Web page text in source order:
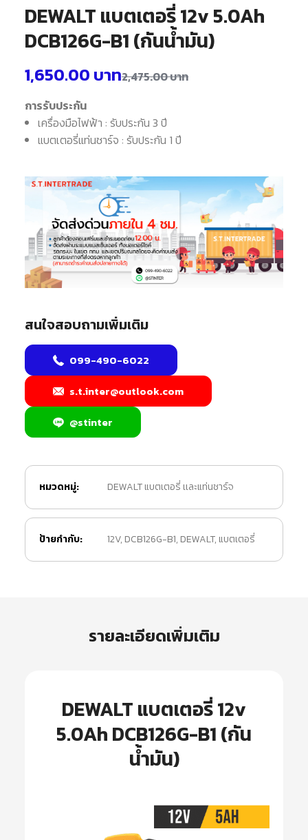
DEWALT แบตเตอรี่ 12v 5.0Ah
DCB126G-B1 (กันน้ำมัน)
2,475.00บาท
1,650.00 บาท
การรับประกัน
เครื่องมือไฟฟ้า : รับประกัน 3 ปี
แบตเตอรี่แท่นชาร์จ : รับประกัน 1 ปี
สนใจสอบถามเพิ่มเติม
099-490-6022
s.t.inter@outlook.com
@stinter
หมวดหมู่: DEWALT แบตเตอรี่ เเละแท่นชาร์จ
ป้ายกำกับ: 12V, DCB126G-B1, DEWALT, แบตเตอรี่
รายละเอียดเพิ่มเติม
DEWALT แบตเตอรี่ 12v
5.0Ah DCB126G-B1 (กัน
น้ำมัน)